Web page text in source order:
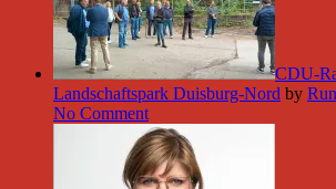
CDU-
Landschaftspark Duisburg-Nord by
No Comment